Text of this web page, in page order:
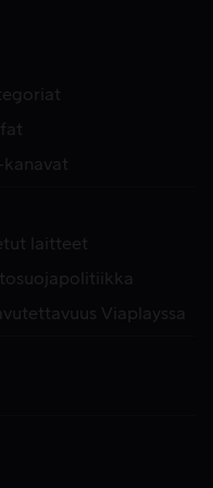
kanavat
laitteet
Viaplayssa